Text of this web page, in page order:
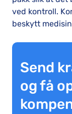
ved kontroll.
beskytt
Send
og få